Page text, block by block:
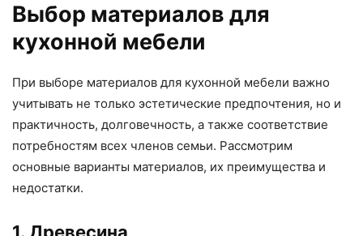
Выбор материалов для
кухонной мебели
При выборе материалов для кухонной мебели важно
учитывать не только эстетические предпочтения, но и
практичность, долговечность, а также соответствие
потребностям всех членов семьи. Рассмотрим
основные варианты материалов, их преимущества и
недостатки.